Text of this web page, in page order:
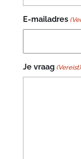
E-mailadres
Je vraag (Vereist)